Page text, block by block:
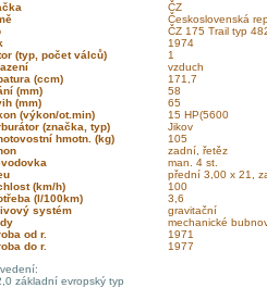
ČZ
Československá
ČZ 175 Trail typ
1974
(typ, počet válců)
1
vzduch
(ccm)
171,7
(mm)
58
(mm)
65
(výkon/ot.min)
15 HP(5600
(značka, typ)
Jikov
hmotn. (kg)
105
zadní, řetěz
man. 4 st.
přední 3,00 x 21,
(km/h)
100
(l/100km)
3,6
systém
gravitační
mechanické
od r.
1971
do r.
1977
základní evropský typ